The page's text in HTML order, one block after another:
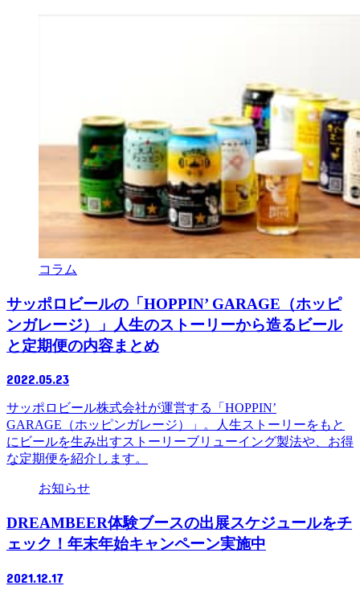
コラム
サッポロビールの「HOPPIN’ GARAGE（ホッピ
ンガレージ）」人生のストーリーから造るビール
と定期便の内容まとめ
2022.05.23
サッポロビール株式会社が運営する「HOPPIN’
GARAGE（ホッピンガレージ）」。人生ストーリーをもと
にビールを生み出すストーリーブリューイング製法や、お得
な定期便を紹介します。
お知らせ
DREAMBEER体験ブースの出展スケジュールをチ
ェック！年末年始キャンペーン実施中
2021.12.17